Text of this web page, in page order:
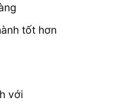
tốt hơn
với